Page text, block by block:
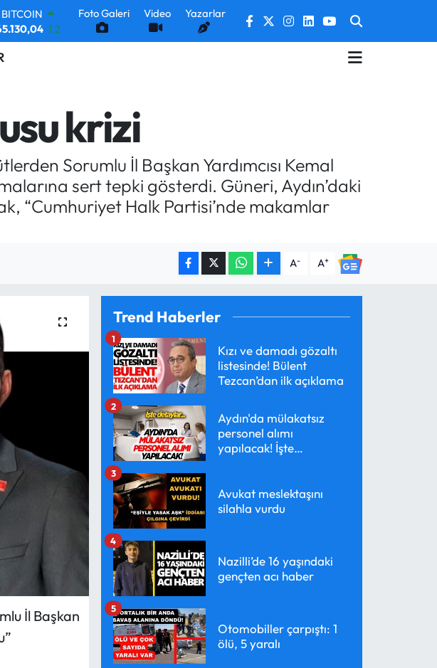
BITCOIN
1.2
DOLAR
64,4046 0.35
ALTIN
BİST100
13.773
Foto Galeri Video Yazarlar
krizi
Sorumlu İl Başkan Yardımcısı Kemal
sert tepki gösterdi. Güneri, Aydın’daki
“Cumhuriyet Halk Partisi’nde makamlar
A- A+
İl Başkan
Trend Haberler
Kızı ve damadı gözaltı
listesinde! Bülent
Tezcan’dan ilk açıklama
1
Aydın'da mülakatsız
personel alımı
yapılacak! İşte
2
Avukat meslektaşını
silahla vurdu
3
Nazilli’de 16 yaşındaki
gençten acı haber
4
Otomobiller çarpıştı: 1
ölü, 5 yaralı
5